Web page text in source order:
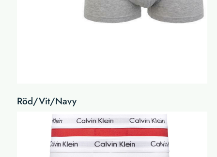
Röd/Vit/Navy